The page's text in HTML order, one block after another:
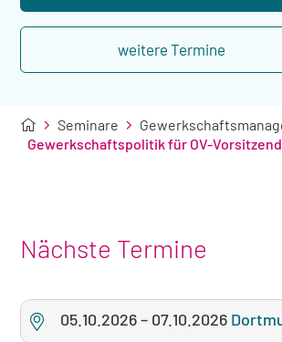
weitere Termine
Seminare
Gewerkschaftspolitik für OV-
Nächste Termine
05.10.2026– 07.10.2026